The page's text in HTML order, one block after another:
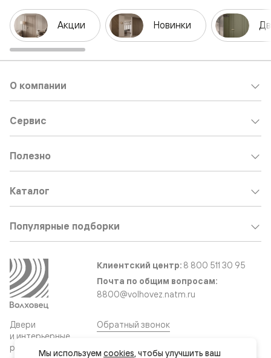
Акции Новинки
Двери
и интерьерные
решения
О компании
Сервис
Полезно
Каталог
Популярные подборки
Клиентский центр: 8 800 511 30 95
Почта по общим вопросам:
8800@volhovez.natm.ru
Обратный звонок
Мы используем cookies, чтобы улучшить ваш